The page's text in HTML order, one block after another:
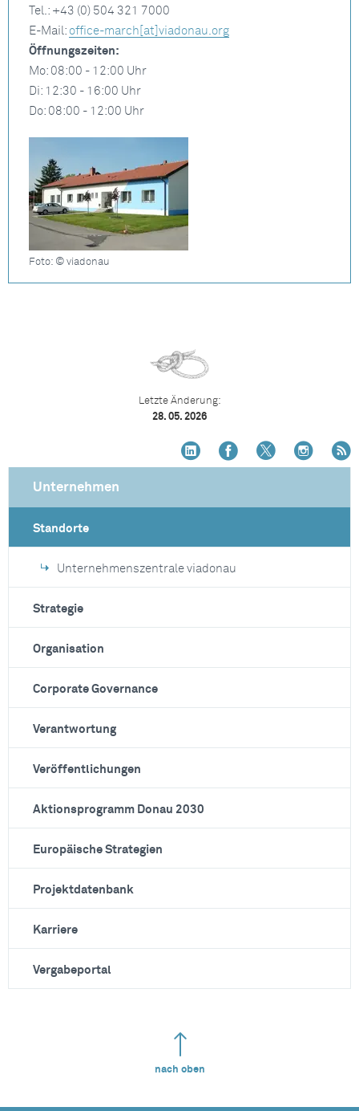
Tel.: +43 (0) 504 321 7000
E-Mail: office-march[at]viadonau.org
Öffnungszeiten:
Mo: 08:00 - 12:00 Uhr
Di: 12:30 - 16:00 Uhr
Do: 08:00 - 12:00 Uhr
Foto: © viadonau
Letzte Änderung:
28. 05. 2026
Unternehmen
Standorte
Unternehmenszentrale viadonau
Strategie
Organisation
Corporate Governance
Verantwortung
Veröffentlichungen
Aktionsprogramm Donau 2030
Europäische Strategien
Projektdatenbank
Karriere
Vergabeportal
nach oben